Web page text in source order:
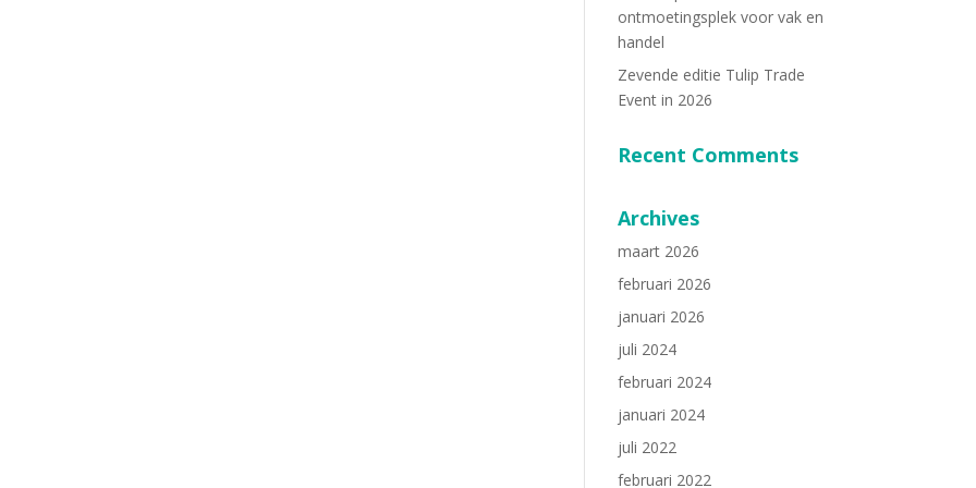
ontmoetingsplek voor vak en
handel
Zevende editie Tulip Trade
Event in 2026
Recent Comments
Archives
maart 2026
februari 2026
januari 2026
juli 2024
februari 2024
januari 2024
juli 2022
februari 2022